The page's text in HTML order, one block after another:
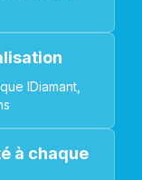
IDiamant,
à chaque